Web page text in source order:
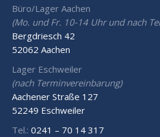
Büro/Lager Aachen
(Mo. und Fr. 10-14 Uhr und nach
Bergdriesch 42
52062 Aachen
Lager Eschweiler
(nach Terminvereinbarung)
Aachener Straße 127
52249 Eschweiler
Tel.: 0241 – 70 14 317